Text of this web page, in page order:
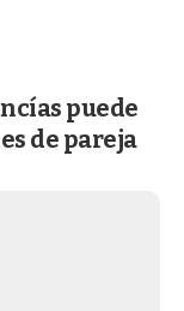
puede
de pareja